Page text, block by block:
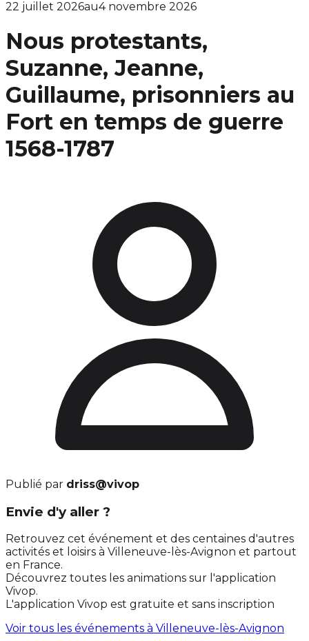
22 juillet 2026au4 novembre 2026
Nous protestants,
Suzanne, Jeanne,
Guillaume, prisonniers au
Fort en temps de guerre
1568-1787
Publié par driss@vivop
Envie d'y aller ?
Retrouvez cet événement et des centaines d'autres
activités et loisirs à Villeneuve-lès-Avignon et partout
en France.
Découvrez toutes les animations sur l'application
Vivop.
L'application Vivop est gratuite et sans inscription
Voir tous les événements à Villeneuve-lès-Avignon